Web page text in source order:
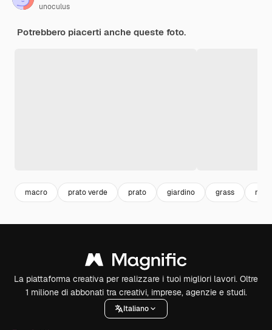
unoculus
Potrebbero piacerti anche queste foto.
macro prato verde prato giardino grass
La piattaforma creativa per realizzare i tuoi migliori lavori. Oltre
1 milione di abbonati tra creativi, imprese, agenzie e studi.
Italiano